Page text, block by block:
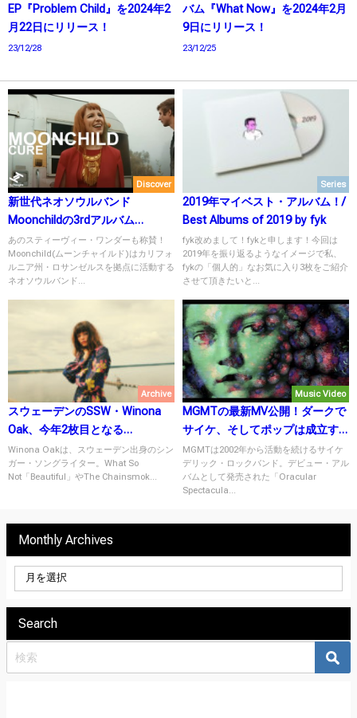
EP『Problem Child』を2024年2
月22日にリリース！
23/12/28
バム『What Now』を2024年2月
9日にリリース！
23/12/25
Discover
新世代ネオソウルバンド
Moonchildの3rdアルバム
「Voyager」
あのスティーヴィー・ワンダーも称賛！
Moonchild(ムーンチャイルド)はカリフォ
ルニア州・ロサンゼルスを拠点に活動する
ネオソウルバンド...
Series
2019年マイベスト・アルバム！/
Best Albums of 2019 by fyk
fyk改めまして！fykと申します！今回は
2019年を振り返るようなイメージで私、
fykの「個人的」なお気に入り3枚をご紹介
させて頂きたいと...
Archive
スウェーデンのSSW・Winona
Oak、今年2枚目となる
EP「SHE」をリリース！
Winona Oakは、スウェーデン出身のシン
ガー・ソングライター。What So
Not「Beautiful」やThe Chainsmok...
Music Video
MGMTの最新MV公開！ダークで
サイケ、そしてポップは成立す
るという証。
MGMTは2002年から活動を続けるサイケ
デリック・ロックバンド。デビュー・アル
バムとして発売された「Oracular
Spectacula...
Monthly Archives
Search